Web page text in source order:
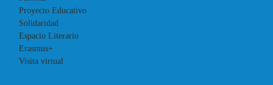
Proyecto Educativo
Solidaridad
Espacio Literario
Erasmus+
Visita virtual